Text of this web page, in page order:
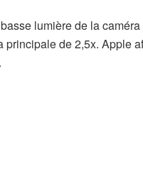
lumière de la
de 2,5x. Apple